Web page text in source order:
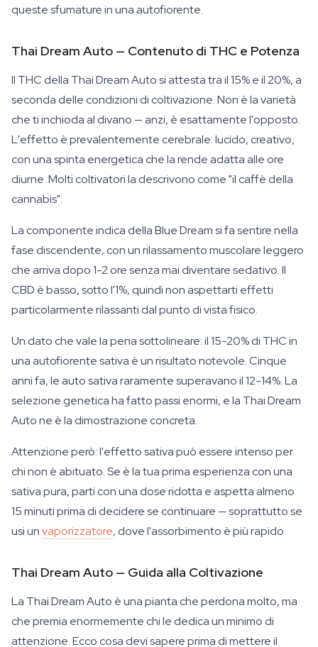
queste sfumature in una autofiorente.
Thai Dream Auto — Contenuto di THC e Potenza
Il THC della Thai Dream Auto si attesta tra il 15% e il 20%, a
seconda delle condizioni di coltivazione. Non è la varietà
che ti inchioda al divano — anzi, è esattamente l'opposto.
L'effetto è prevalentemente cerebrale: lucido, creativo,
con una spinta energetica che la rende adatta alle ore
diurne. Molti coltivatori la descrivono come "il caffè della
cannabis".
La componente indica della Blue Dream si fa sentire nella
fase discendente, con un rilassamento muscolare leggero
che arriva dopo 1-2 ore senza mai diventare sedativo. Il
CBD è basso, sotto l'1%, quindi non aspettarti effetti
particolarmente rilassanti dal punto di vista fisico.
Un dato che vale la pena sottolineare: il 15-20% di THC in
una autofiorente sativa è un risultato notevole. Cinque
anni fa, le auto sativa raramente superavano il 12-14%. La
selezione genetica ha fatto passi enormi, e la Thai Dream
Auto ne è la dimostrazione concreta.
Attenzione però: l'effetto sativa può essere intenso per
chi non è abituato. Se è la tua prima esperienza con una
sativa pura, parti con una dose ridotta e aspetta almeno
15 minuti prima di decidere se continuare — soprattutto se
usi unvaporizzatore, dove l'assorbimento è più rapido.
Thai Dream Auto — Guida alla Coltivazione
La Thai Dream Auto è una pianta che perdona molto, ma
che premia enormemente chi le dedica un minimo di
attenzione. Ecco cosa devi sapere prima di mettere il